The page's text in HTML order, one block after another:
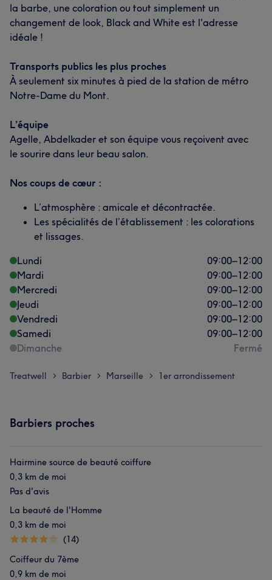
la barbe, une coloration ou tout simplement un
changement de look, Black and White est l'adresse
idéale !
Transports publics les plus proches
À seulement six minutes à pied de la station de métro
Notre-Dame du Mont.
L’équipe
Agelle, Abdelkader et son équipe vous reçoivent avec
le sourire dans leur beau salon.
Nos coups de cœur :
L’atmosphère : amicale et décontractée.
Les spécialités de l’établissement : les colorations
et lissages.
Lundi
09:00–12:00
Mardi
09:00–12:00
Mercredi
09:00–12:00
Jeudi
09:00–12:00
Vendredi
09:00–12:00
Samedi
09:00–12:00
Dimanche
Fermé
Treatwell > Barbier > Marseille > 1er arrondissement
Barbiers proches
Hairmine source de beauté coiffure
0,3 km de moi
Pas d'avis
La beauté de l'Homme
0,3 km de moi
(14)
Coiffeur du 7ème
0,9 km de moi